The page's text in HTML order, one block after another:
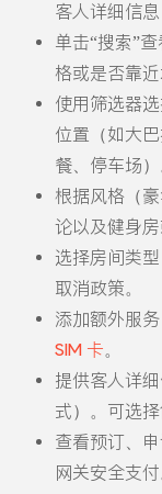
客人详细信息
单击“搜索”
格或是否靠近
使用筛选器
位置（如大
餐、停车场）
根据风格（
论以及健身
选择房间类
取消政策。
添加额外服
SIM 卡。
提供客人详细
式）。可选
查看预订、
网关安全支付